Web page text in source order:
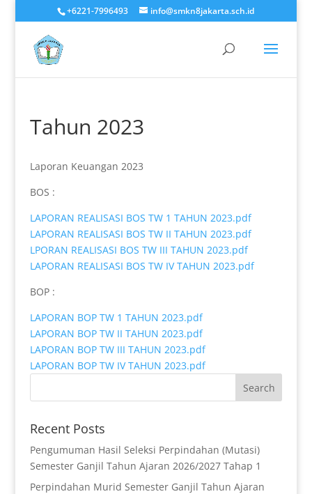
+6221-7996493 info@smkn8jakarta.sch.id
Tahun 2023
Laporan Keuangan 2023
BOS :
LAPORAN REALISASI BOS TW 1 TAHUN 2023.pdf
LAPORAN REALISASI BOS TW II TAHUN 2023.pdf
LPORAN REALISASI BOS TW III TAHUN 2023.pdf
LAPORAN REALISASI BOS TW IV TAHUN 2023.pdf
BOP :
LAPORAN BOP TW 1 TAHUN 2023.pdf
LAPORAN BOP TW II TAHUN 2023.pdf
LAPORAN BOP TW III TAHUN 2023.pdf
LAPORAN BOP TW IV TAHUN 2023.pdf
Recent Posts
Pengumuman Hasil Seleksi Perpindahan (Mutasi)
Semester Ganjil Tahun Ajaran 2026/2027 Tahap 1
Perpindahan Murid Semester Ganjil Tahun Ajaran